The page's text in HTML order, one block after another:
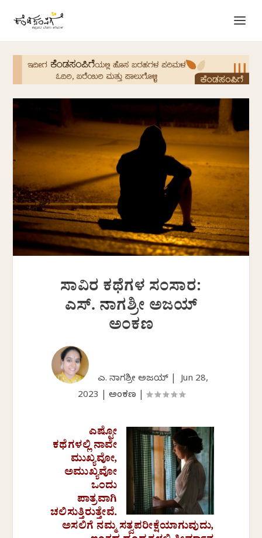
ಸಾವಿರ ಕಥೆಗಳ ಸಂಸಾರ:
ಎಸ್‌. ನಾಗಶ್ರೀ ಅಜಯ್‌
ಅಂಕಣ
ಎಸ್. ನಾಗಶ್ರೀ ಅಜಯ್ |Jun 28,
2023
ಅಂಕಣ
ಎಷ್ಟೋ
ಕಥೆಗಳಲ್ಲಿ ನಾವೇ
ಮುಖ್ಯವೋ,
ಅಮುಖ್ಯವೋ
ಒಂದು
ಪಾತ್ರವಾಗಿ
ಚಲಿಸುತ್ತಿರುತ್ತೇವೆ.
ಅಸಲಿಗೆ ನಮ್ಮ ಸತ್ವಪರೀಕ್ಷೆಯಾಗುವುದು,